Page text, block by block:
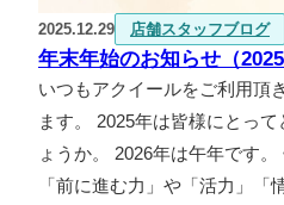
2025.12.29 店舗スタッフブログ
年末年始のお知らせ（
いつもアクイールをご利用頂
ます。 2025年は皆様にとっ
ょうか。 2026年は午年です。
「前に進む力」や「活力」